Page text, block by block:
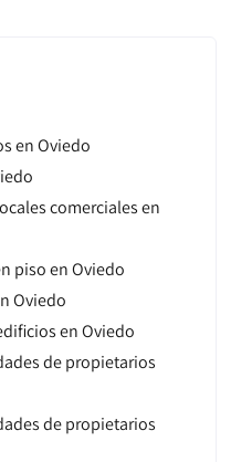
en Oviedo
comerciales en
piso en Oviedo
Oviedo
en Oviedo
de propietarios
de propietarios